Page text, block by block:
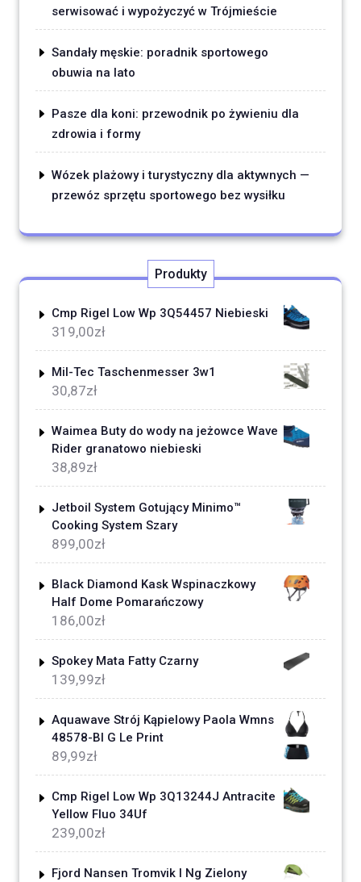
serwisować i wypożyczyć w Trójmieście
Sandały męskie: poradnik sportowego
obuwia na lato
Pasze dla koni: przewodnik po żywieniu dla
zdrowia i formy
Wózek plażowy i turystyczny dla aktywnych —
przewóz sprzętu sportowego bez wysiłku
Produkty
Cmp Rigel Low Wp 3Q54457 Niebieski
319,00zł
Mil-Tec Taschenmesser 3w1
30,87zł
Waimea Buty do wody na jeżowce Wave
Rider granatowo niebieski
38,89zł
Jetboil System Gotujący Minimo™
Cooking System Szary
899,00zł
Black Diamond Kask Wspinaczkowy
Half Dome Pomarańczowy
186,00zł
Spokey Mata Fatty Czarny
139,99zł
Aquawave Strój Kąpielowy Paola Wmns
48578-Bl G Le Print
89,99zł
Cmp Rigel Low Wp 3Q13244J Antracite
Yellow Fluo 34Uf
239,00zł
Fjord Nansen Tromvik I Ng Zielony